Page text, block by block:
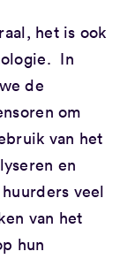
het is ook
In
de
om
van het
en
veel
van het
hun